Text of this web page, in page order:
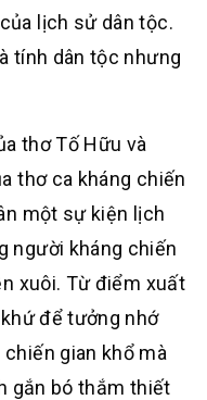
lịch sử dân tộc.
tính dân tộc nhưng
thơ Tố Hữu và
thơ ca kháng chiến
một sự kiện lịch
người kháng chiến
xuôi. Từ điểm xuất
để tưởng nhớ
gian khổ mà
gắn bó thắm thiết